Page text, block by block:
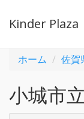
Kinder Plaza
ホーム 佐賀
小城市